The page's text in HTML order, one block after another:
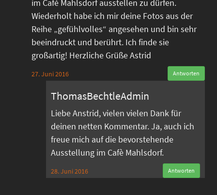
im Café Mahlsdorf ausstellen zu dürfen.
Wiederholt habe ich mir deine Fotos aus der
Reihe „gefühlvolles“ angesehen und bin sehr
beeindruckt und berührt. Ich finde sie
großartig! Herzliche Grüße Astrid
27. Juni 2016 Antworten
ThomasBechtleAdmin
Liebe Anstrid, vielen vielen Dank für
deinen netten Kommentar. Ja, auch ich
freue mich auf die bevorstehende
Ausstellung im Cafè Mahlsdorf.
28. Juni 2016 Antworten